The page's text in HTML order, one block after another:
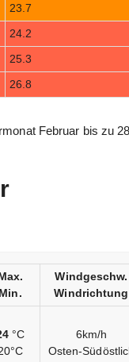
23.7
24.2
25.3
26.8
Februar bis zu
Max.
Min.
Windgeschw.
Windrichtung
°C
6km/h
Osten-